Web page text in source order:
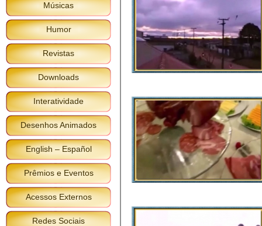
Músicas
Humor
Revistas
Downloads
Interatividade
Desenhos Animados
English – Español
Prêmios e Eventos
Acessos Externos
Redes Sociais